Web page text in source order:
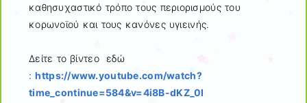
καθησυχαστικό τρόπο τους περιορισμούς του
κορωνοϊού και τους κανόνες υγιεινής.
Δείτε το βίντεο εδώ
:https://www.youtube.com/watch?
time_continue=584&v=4i8B-dKZ_0I